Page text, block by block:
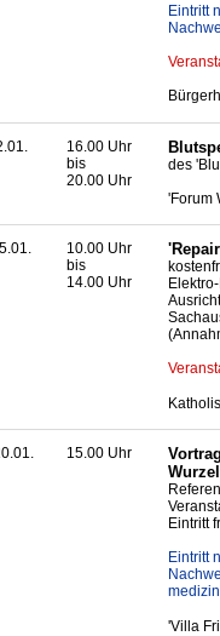
Eintritt
16.00 Uhr
bis
20.00 Uhr
des
'Forum
10.00 Uhr
bis
14.00 Uhr
15.00 Uhr
Eintritt
Eintritt
'Villa